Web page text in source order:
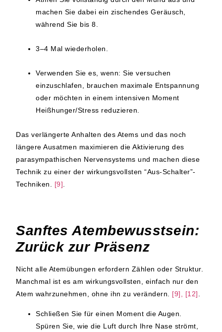
machen Sie dabei ein zischendes Geräusch,
während Sie bis8.
3–4 Mal wiederholen.
Verwenden Sie es, wenn: Sie versuchen
einzuschlafen, brauchen maximale Entspannung
oder möchten in einem intensiven Moment
Heißhunger/Stress reduzieren.
Das verlängerte Anhalten des Atems und das noch
längere Ausatmen maximieren die Aktivierung des
parasympathischen Nervensystems und machen diese
Technik zu einer der wirkungsvollsten “Aus-Schalter”-
Techniken. [9].
Sanftes Atembewusstsein:
Zurück zur Präsenz
Nicht alle Atemübungen erfordern Zählen oder Struktur.
Manchmal ist es am wirkungsvollsten, einfach nur den
Atem wahrzunehmen, ohne ihn zu verändern. [9], [12].
Schließen Sie für einen Moment die Augen.
Spüren Sie, wie die Luft durch Ihre Nase strömt,